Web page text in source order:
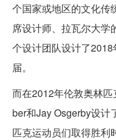
个国家或地区的文化传
席设计师、拉瓦尔大学
个设计团队设计了
届。
而在2012年伦敦奥林
ber和Jay Osgerby设计
匹克运动员们取得胜利